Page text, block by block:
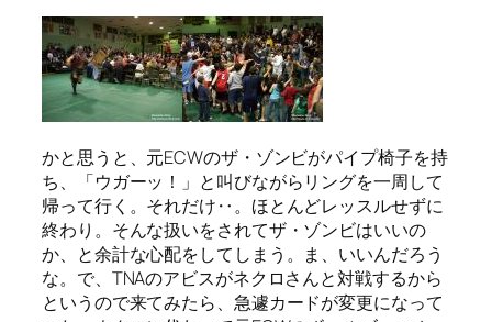
かと思うと、元ECWのザ・ゾンビがパイプ椅子を持
ち、「ウガーッ！」と叫びながらリングを一周して
帰って行く。それだけ‥。ほとんどレッスルせずに
終わり。そんな扱いをされてザ・ゾンビはいいの
か、と余計な心配をしてしまう。ま、いいんだろう
な。で、TNAのアビスがネクロさんと対戦するから
というので来てみたら、急遽カードが変更になって